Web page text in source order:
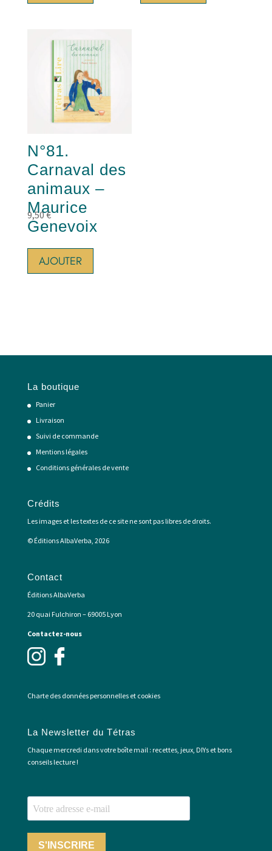
N°81.
Carnaval des
animaux –
Maurice
Genevoix
9,50€
AJOUTER
La boutique
Panier
Livraison
Suivi de commande
Mentions légales
Conditions générales de vente
Crédits
Les images et les textes de ce site ne sont pas libres de droits.
© Éditions AlbaVerba, 2026
Contact
Éditions AlbaVerba
20 quai Fulchiron – 69005 Lyon
Contactez-nous
Charte des données personnelles et cookies
La Newsletter du Tétras
Chaque mercredi dans votre boîte mail : recettes, jeux, DIYs et bons
conseils lecture !
S'INSCRIRE